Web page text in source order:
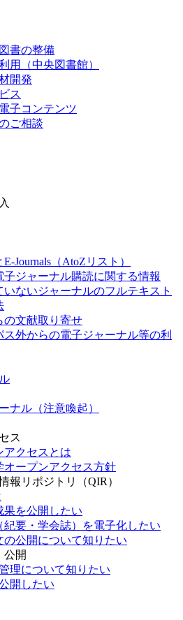
書の整備
用（中央図書館）
開発
ス
子コンテンツ
ご相談
Journals（AtoZリスト）
子ジャーナル購読に関する情報
いないジャーナルのフルテキスト
の文献取り寄せ
ス外からの電子ジャーナル等の利
ナル（注意喚起）
ス
アクセスとは
オープンアクセス方針
報リポジトリ（QIR）
果を公開したい
紀要・学会誌）を電子化したい
の公開について知りたい
公開
理について知りたい
開したい